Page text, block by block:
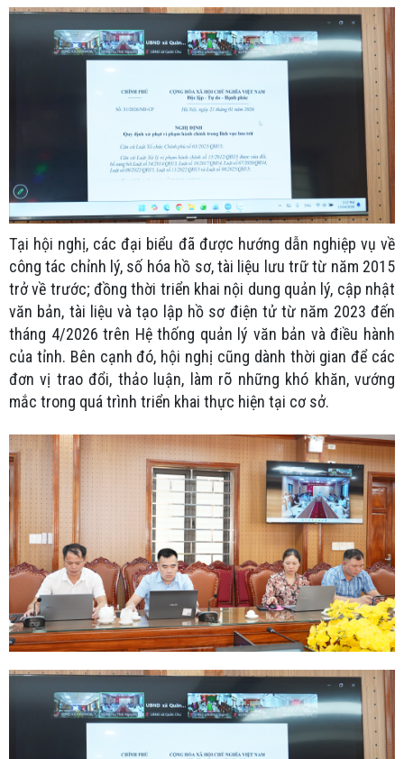
Tại hội nghị, các đại biểu đã được hướng dẫn nghiệp vụ về
công tác chỉnh lý, số hóa hồ sơ, tài liệu lưu trữ từ năm 2015
trở về trước; đồng thời triển khai nội dung quản lý, cập nhật
văn bản, tài liệu và tạo lập hồ sơ điện tử từ năm 2023 đến
tháng 4/2026 trên Hệ thống quản lý văn bản và điều hành
của tỉnh. Bên cạnh đó, hội nghị cũng dành thời gian để các
đơn vị trao đổi, thảo luận, làm rõ những khó khăn, vướng
mắc trong quá trình triển khai thực hiện tại cơ sở.